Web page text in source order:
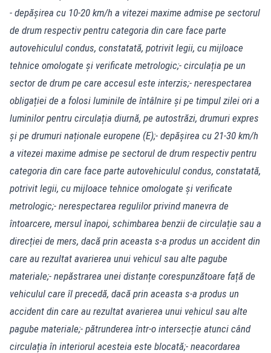
- depășirea cu 10-20 km/h a vitezei maxime admise pe sectorul
de drum respectiv pentru categoria din care face parte
autovehiculul condus, constatată, potrivit legii, cu mijloace
tehnice omologate și verificate metrologic;- circulația pe un
sector de drum pe care accesul este interzis;- nerespectarea
obligației de a folosi luminile de întâlnire și pe timpul zilei ori a
luminilor pentru circulația diurnă, pe autostrăzi, drumuri expres
și pe drumuri naționale europene (E);- depășirea cu 21-30 km/h
a vitezei maxime admise pe sectorul de drum respectiv pentru
categoria din care face parte autovehiculul condus, constatată,
potrivit legii, cu mijloace tehnice omologate și verificate
metrologic;- nerespectarea regulilor privind manevra de
întoarcere, mersul înapoi, schimbarea benzii de circulație sau a
direcției de mers, dacă prin aceasta s-a produs un accident din
care au rezultat avarierea unui vehicul sau alte pagube
materiale;- nepăstrarea unei distanțe corespunzătoare față de
vehiculul care îl precedă, dacă prin aceasta s-a produs un
accident din care au rezultat avarierea unui vehicul sau alte
pagube materiale;- pătrunderea într-o intersecție atunci când
circulația în interiorul acesteia este blocată;- neacordarea